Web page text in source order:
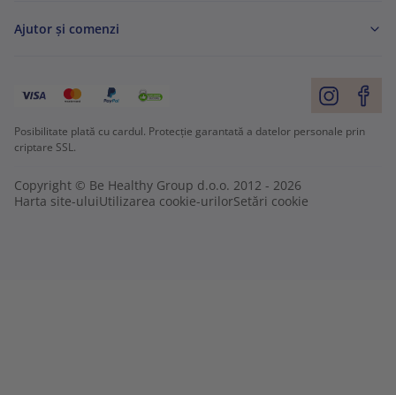
Ajutor și comenzi
Posibilitate plată cu cardul. Protecție garantată a datelor personale prin
criptare SSL.
Copyright © Be Healthy Group d.o.o. 2012 - 2026
Harta site-uluiUtilizarea cookie-urilorSetări cookie